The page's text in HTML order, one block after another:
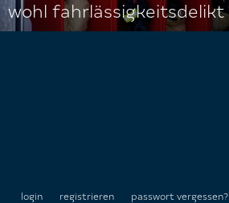
wohl fahrlässigkeitsdelikt
login registrieren passwort vergessen?